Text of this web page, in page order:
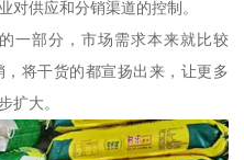
对供应和分销渠道的控制。
一部分，市场需求本来就比较
将干货的都宣扬出来，让更多
扩大。